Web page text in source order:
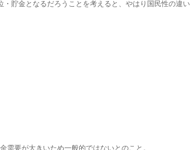
貯金となるだろうことを考えると、やはり国民性の違い
需要が大きいため一般的ではないとのこと。